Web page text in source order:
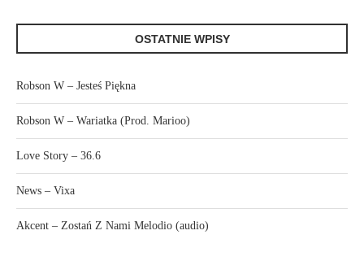
OSTATNIE WPISY
Robson W – Jesteś Piękna
Robson W – Wariatka (Prod. Marioo)
Love Story – 36.6
News – Vixa
Akcent – Zostań Z Nami Melodio (audio)